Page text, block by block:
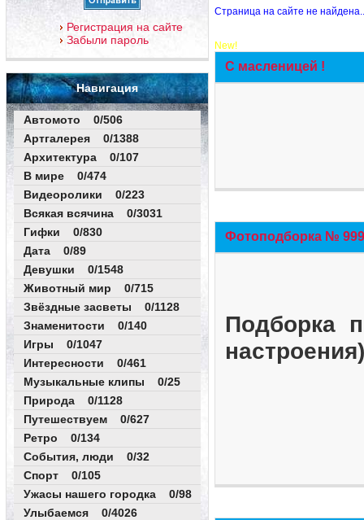
Регистрация на сайте
Забыли пароль
Навигация
Автомото 0/506
Артгалерея 0/1388
Архитектура 0/107
В мире 0/474
Видеоролики 0/223
Всякая всячина 0/3031
Гифки 0/830
Дата 0/89
Девушки 0/1548
Животный мир 0/715
Звёздные засветы 0/1128
Знаменитости 0/140
Игры 0/1047
Интересности 0/461
Музыкальные клипы 0/25
Природа 0/1128
Путешествуем 0/627
Ретро 0/134
События, люди 0/32
Спорт 0/105
Ужасы нашего городка 0/98
Улыбаемся 0/4026
Страница на сайте не
New!
С масленицей !
Фотоподборка №
Подборка